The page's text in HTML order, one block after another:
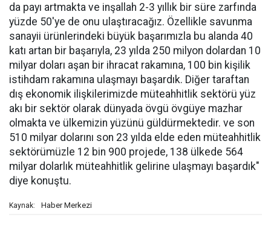
da payı artmakta ve inşallah 2-3 yıllık bir süre zarfında
yüzde 50'ye de onu ulaştıracağız. Özellikle savunma
sanayii ürünlerindeki büyük başarımızla bu alanda 40
katı artan bir başarıyla, 23 yılda 250 milyon dolardan 10
milyar doları aşan bir ihracat rakamına, 100 bin kişilik
istihdam rakamına ulaşmayı başardık. Diğer taraftan
dış ekonomik ilişkilerimizde müteahhitlik sektörü yüz
akı bir sektör olarak dünyada övgü övgüye mazhar
olmakta ve ülkemizin yüzünü güldürmektedir. ve son
510 milyar dolarını son 23 yılda elde eden müteahhitlik
sektörümüzle 12 bin 900 projede, 138 ülkede 564
milyar dolarlık müteahhitlik gelirine ulaşmayı başardık"
diye konuştu.
Kaynak: Haber Merkezi